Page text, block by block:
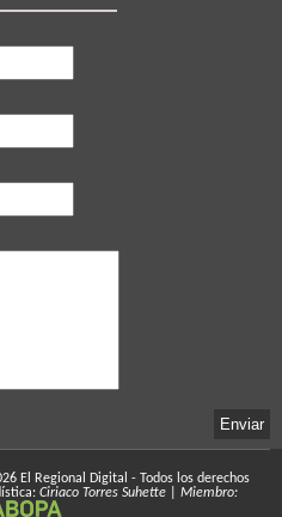
El Regional Digital - Todos los derechos
Ciriaco Torres Suhette Miembro: